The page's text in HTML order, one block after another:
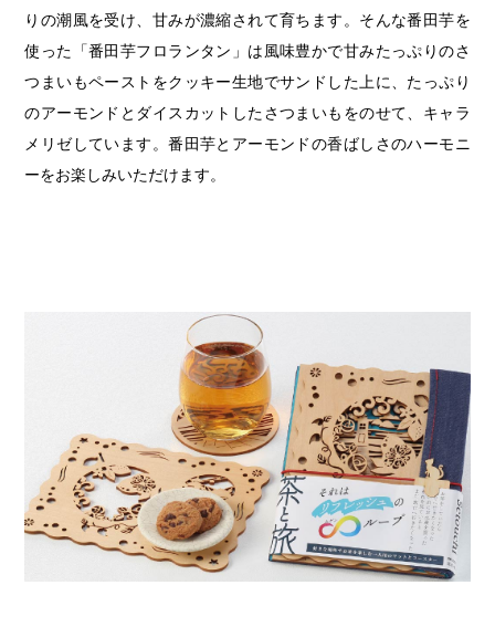
りの潮風を受け、甘みが濃縮されて育ちます。そんな番田芋を
使った「番田芋フロランタン」は風味豊かで甘みたっぷりのさ
つまいもペーストをクッキー生地でサンドした上に、たっぷり
のアーモンドとダイスカットしたさつまいもをのせて、キャラ
メリゼしています。番田芋とアーモンドの香ばしさのハーモニ
ーをお楽しみいただけます。